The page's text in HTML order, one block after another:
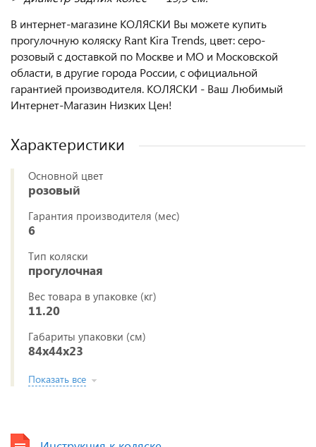
В интернет-магазине КОЛЯСКИ Вы можете купить
прогулочную коляску Rant Kira Trends, цвет: серо-
розовый с доставкой по Москве и МО и Московской
области, в другие города России, с официальной
гарантией производителя. КОЛЯСКИ - Ваш Любимый
Интернет-Магазин Низких Цен!
Характеристики
Основной цвет
розовый
Гарантия производителя (мес)
6
Тип коляски
прогулочная
Вес товара в упаковке (кг)
11.20
Габариты упаковки (см)
84x44x23
Показать все